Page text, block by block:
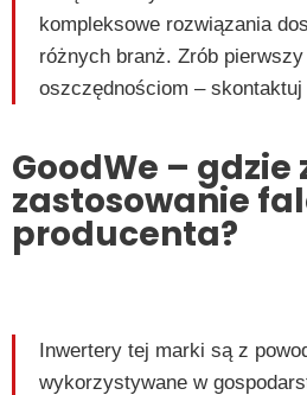
kompleksowe rozwiązania
różnych branż. Zrób
oszczędnościom –
GoodWe –
zastosowanie
producenta?
Inwertery tej marki są z
wykorzystywane w